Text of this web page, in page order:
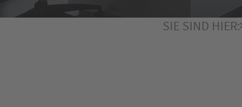
SIE SIND HIER: